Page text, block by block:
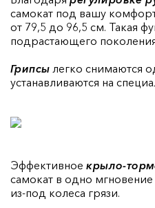
самокат под вашу
от 79,5 до 96,5 см. Такая
подрастающего
Грипсы легко снимаются
устанавливаются на
Эффективное крыло-
самокат в одно
из-под колеса грязи.